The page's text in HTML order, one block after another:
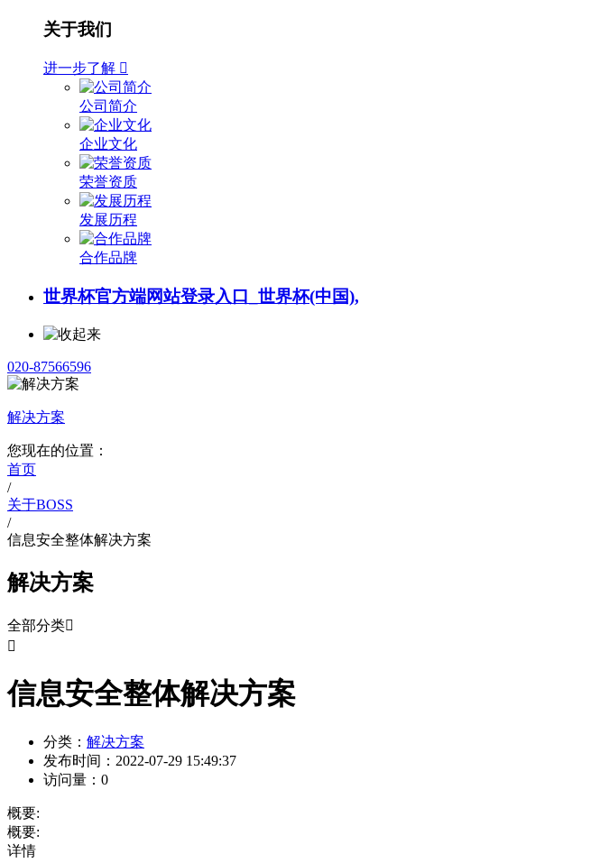
关于我们
进一步了解 
公司简介
企业文化
荣誉资质
发展历程
合作品牌
世界杯官方端网站登录入口_世界杯(中国),
020-87566596
解决方案
您现在的位置：
首页
/
关于BOSS
/
信息安全整体解决方案
解决方案
全部分类

信息安全整体解决方案
分类： 解决方案
发布时间： 2022-07-29 15:49:37
访问量： 0
概要:
概要:
详情